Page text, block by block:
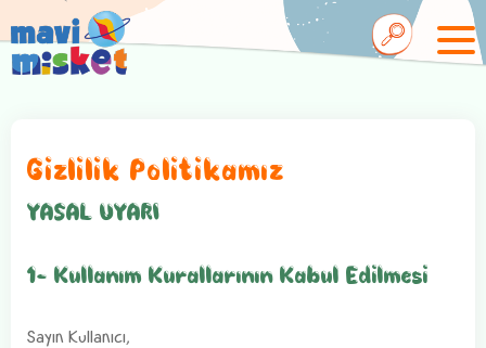
Gizlilik Politikamız
YASAL UYARI
1- Kullanım Kurallarının Kabul Edilmesi
Sayın Kullanıcı,